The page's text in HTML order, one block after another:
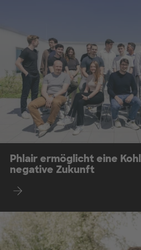
Phlair ermöglicht eine
negative Zukunft